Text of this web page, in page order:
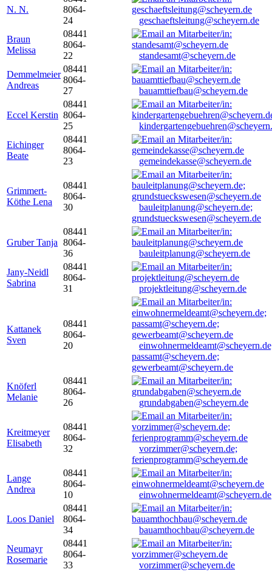
N. N.
8064-
24
geschaeftsleitung@scheyern.de
Braun
Melissa
08441
8064-
22
standesamt@scheyern.de
Demmelmeier
Andreas
08441
8064-
27
bauamttiefbau@scheyern.de
Eccel Kerstin
08441
8064-
25
Eichinger
Beate
08441
8064-
23
gemeindekasse@scheyern.de
Grimmert-
Köthe Lena
08441
8064-
30
bauleitplanung@scheyern.de;
grundstueckswesen@scheyern.de
Gruber Tanja
08441
8064-
36
bauleitplanung@scheyern.de
Jany-Neidl
Sabrina
08441
8064-
31
projektleitung@scheyern.de
Kattanek
Sven
08441
8064-
20
passamt@scheyern.de;
gewerbeamt@scheyern.de
Knöferl
Melanie
08441
8064-
26
grundabgaben@scheyern.de
Kreitmeyer
Elisabeth
08441
8064-
32
vorzimmer@scheyern.de;
ferienprogramm@scheyern.de
Lange
Andrea
08441
8064-
10
einwohnermeldeamt@scheyern.de
Loos Daniel
08441
8064-
34
bauamthochbau@scheyern.de
Neumayr
Rosemarie
08441
8064-
33
vorzimmer@scheyern.de